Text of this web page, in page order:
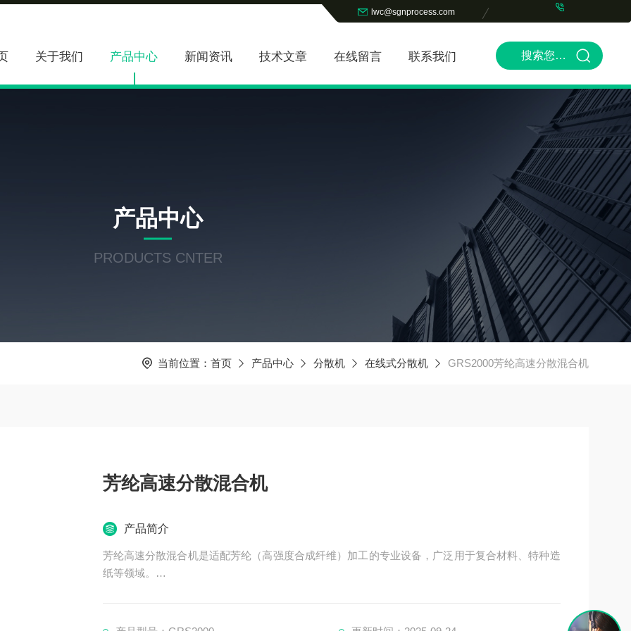
lwc@sgnprocess.com
关于我们 产品中心 新闻资讯 技术文章 在线留言 联系我们
产品中心
PRODUCTS CNTER
当前位置： 首页 产品中心 分散机 在线式分散机 GRS2000芳纶高速分散混合机
芳纶高速分散混合机
产品简介
芳纶高速分散混合机是适配芳纶（高强度合成纤维）加工的专业设备，广泛用于复合材料、特种造
纸等领域。
材）提供关键支撑。